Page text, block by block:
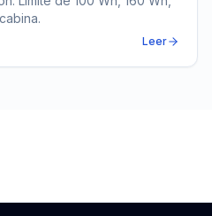
Leer